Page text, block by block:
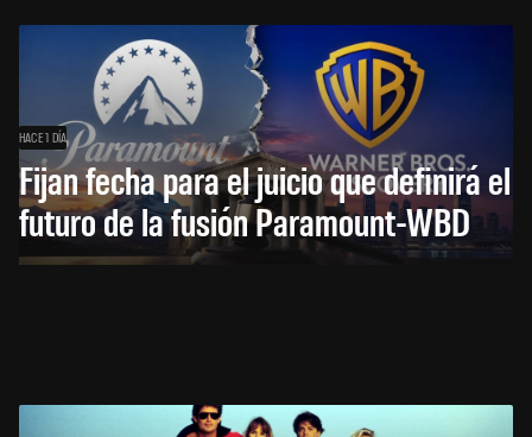
HACE 1 DÍA
Fijan fecha para el juicio que definirá el
futuro de la fusión Paramount-WBD